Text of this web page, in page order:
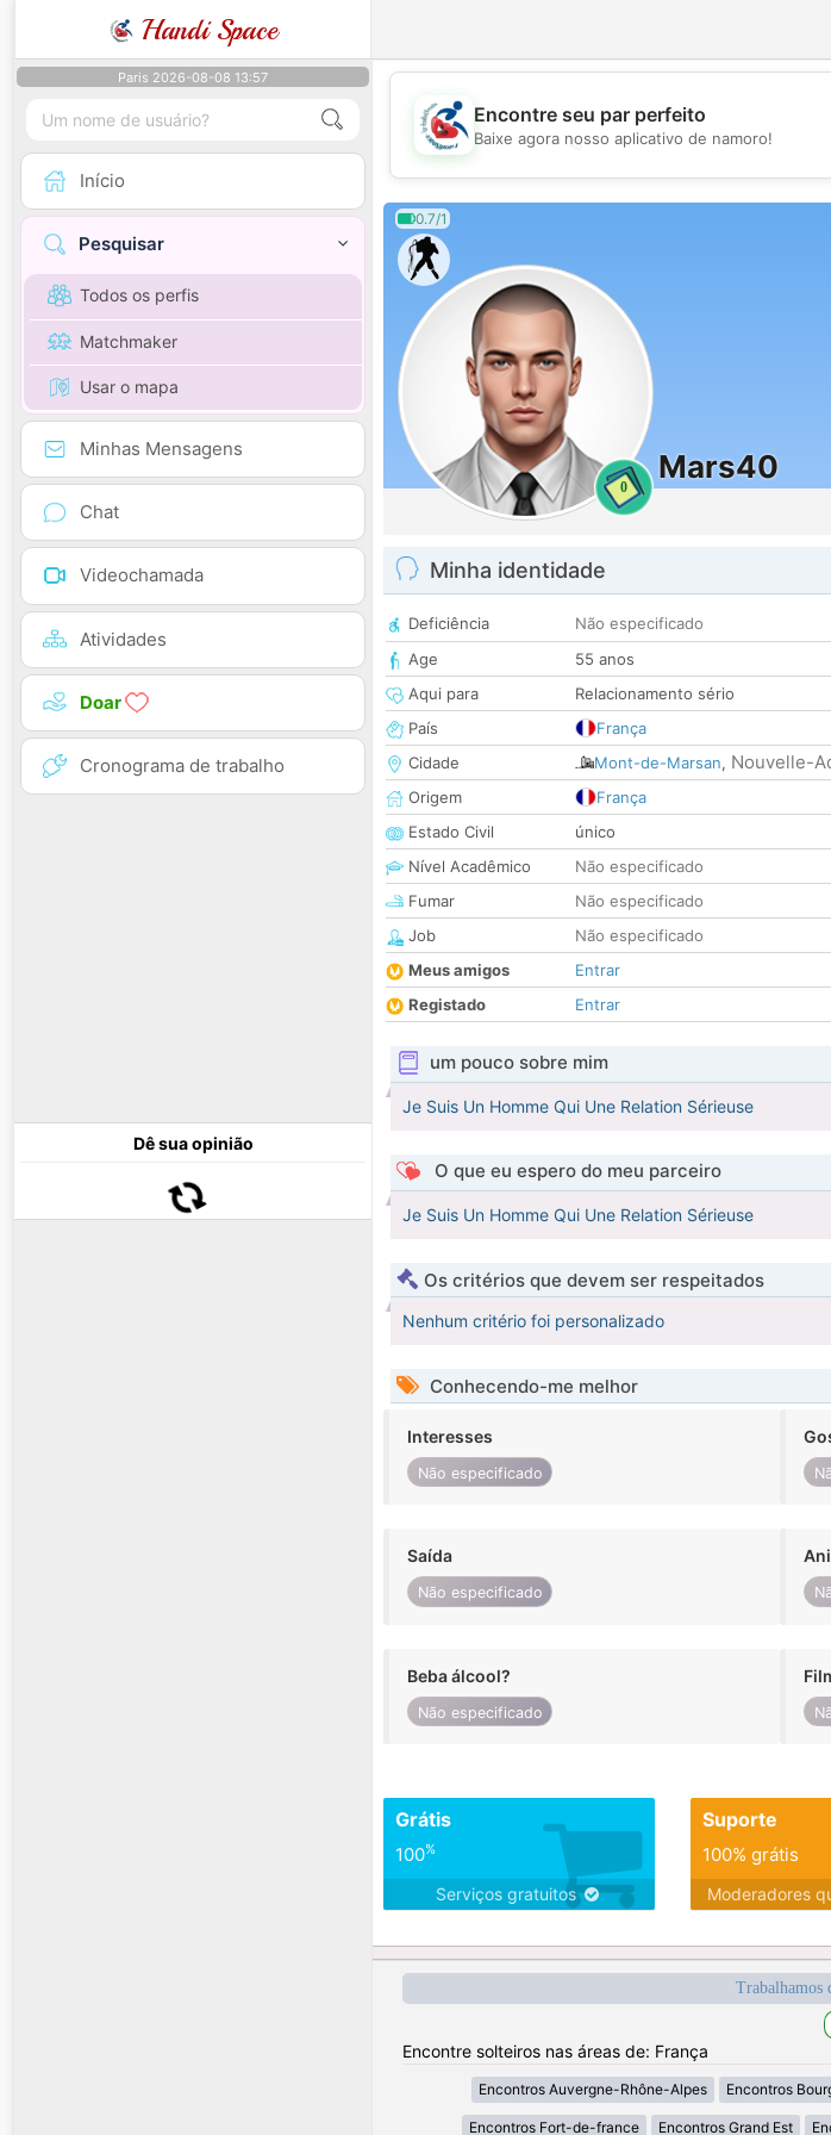
Handi Space
Paris 2026-08-08 13:57
Início
Pesquisar
Todos os perfis
Matchmaker
Usar o mapa
Minhas Mensagens
Chat
Videochamada
Atividades
Doar
Cronograma de trabalho
Dê sua opinião
💖
Encontre seu par perfeito
Baixe agora nosso aplicativo de namoro!
0.7/1
0
Mars40
Minha identidade
Deficiência
Não especificado
Age
55 anos
Aqui para
Relacionamento sério
País
França
Cidade
Mont-de-Marsan, Nouvelle-
Origem
França
Estado Civil
único
Nível Acadêmico
Não especificado
Fumar
Não especificado
Job
Não especificado
Meus amigos
Entrar
Registado
Entrar
um pouco sobre mim
Je Suis Un Homme Qui Une Relation Sérieuse
O que eu espero do meu parceiro
Je Suis Un Homme Qui Une Relation Sérieuse
Os critérios que devem ser respeitados
Nenhum critério foi personalizado
Conhecendo-me melhor
Interesses
Não especificado
Saída
Não especificado
Beba álcool?
Não especificado
Grátis
100%
Serviços gratuitos
Suporte
100% grátis
Moderadores
Trabalhamos
Encontre solteiros nas áreas de: França
Encontros Auvergne-Rhône-Alpes Encontros
Encontros Fort-de-france Encontros Grand Est